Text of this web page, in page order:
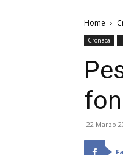
Home
Cronaca
22 Marzo